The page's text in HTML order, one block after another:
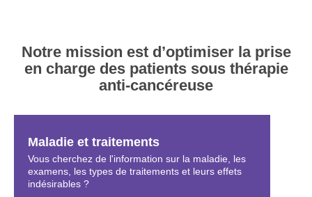
Notre mission est d’optimiser la prise
en charge des patients sous thérapie
anti-cancéreuse
Maladie et traitements
Vous cherchez de l'information sur la maladie, les
examens, les types de traitements et leurs effets
indésirables ?